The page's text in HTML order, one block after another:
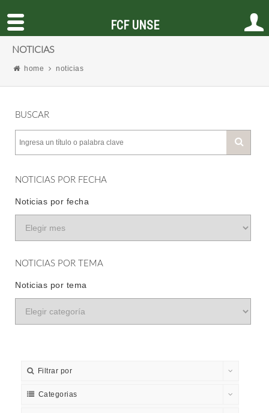
NOTICIAS
home noticias
BUSCAR
NOTICIAS POR FECHA
Noticias por fecha
NOTICIAS POR TEMA
Noticias por tema
Filtrar por
Categorias
FCF UNSE